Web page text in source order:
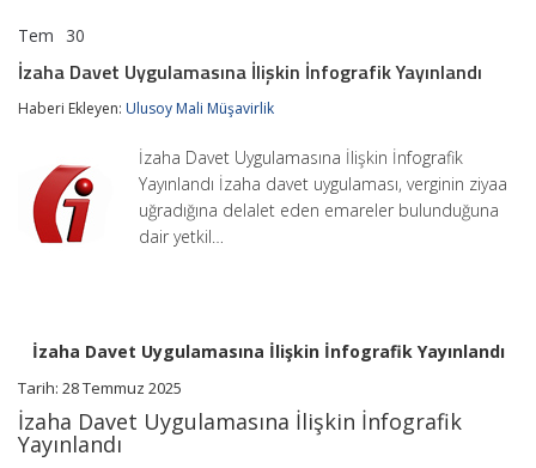
Tem 30
Uygulamasına
İnfografik
İzaha Davet Uygulamasına İlişkin İnfografik Yayınlandı
Haberi Ekleyen: Ulusoy Mali Müşavirlik
İzaha Davet Uygulamasına İlişkin İnfografik
Yayınlandı İzaha davet uygulaması, verginin ziyaa
uğradığına delalet eden emareler bulunduğuna
dair yetkil…
İzaha Davet Uygulamasına İlişkin İnfografik Yayınlandı
Tarih: 28 Temmuz 2025
İzaha Davet Uygulamasına İlişkin İnfografik
Yayınlandı